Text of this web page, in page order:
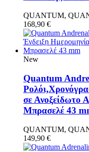
QUANTUM,
168,90 €
New
Quantum
σε Ανοξείδωτο
Μπρασελέ 43
QUANTUM,
149,90 €